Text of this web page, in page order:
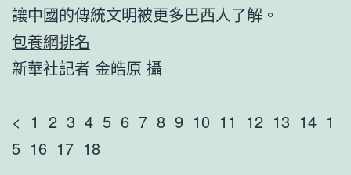
讓中國的傳統文明被更多巴西人了解。
包養網排名
新華社記者 金皓原 攝
< 1 2 3 4 5 6 7 8 9 10 11 12 13 14 1
5 16 17 18